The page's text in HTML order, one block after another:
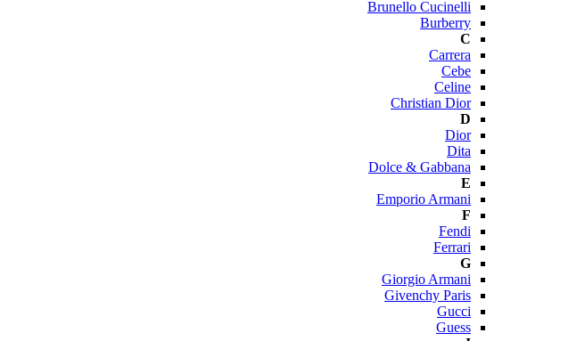
Brunello Cucinelli
Burberry
C
Carrera
Cebe
Celine
Christian Dior
D
Dior
Dita
Dolce & Gabbana
E
Emporio Armani
F
Fendi
Ferrari
G
Giorgio Armani
Givenchy Paris
Gucci
Guess